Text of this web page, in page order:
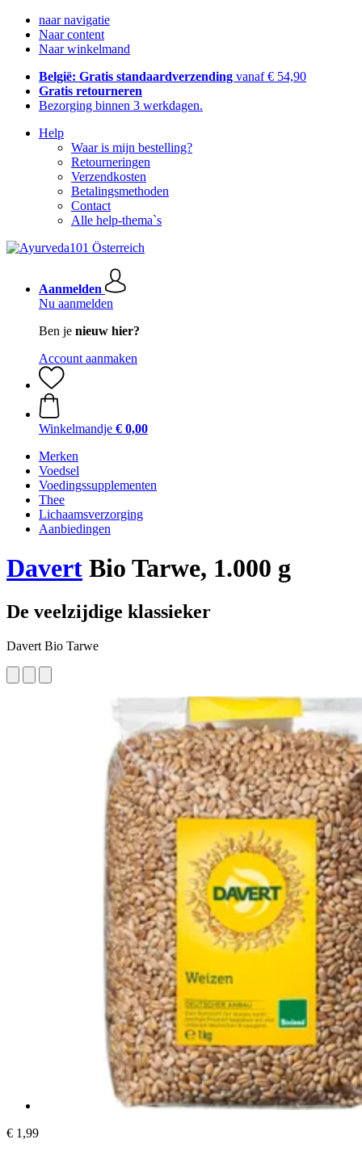
naar navigatie
Naar content
Naar winkelmand
België: Gratis standaardverzending vanaf € 54,90
Gratis retourneren
Bezorging binnen 3 werkdagen.
Help
Waar is mijn bestelling?
Retourneringen
Verzendkosten
Betalingsmethoden
Contact
Alle help-thema`s
Aanmelden
Nu aanmelden
Ben je nieuw hier?
Account aanmaken
Winkelmandje € 0,00
Merken
Voedsel
Voedingssupplementen
Thee
Lichaamsverzorging
Aanbiedingen
Davert Bio Tarwe, 1.000 g
De veelzijdige klassieker
Davert Bio Tarwe
€ 1,99